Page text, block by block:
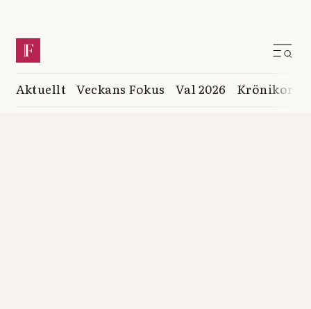
Aktuellt Veckans Fokus Val 2026 Krönikor